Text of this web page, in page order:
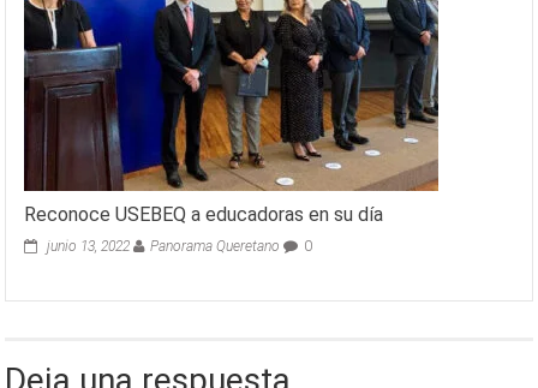
Reconoce USEBEQ a educadoras en su día
junio 13, 2022 Panorama Queretano 0